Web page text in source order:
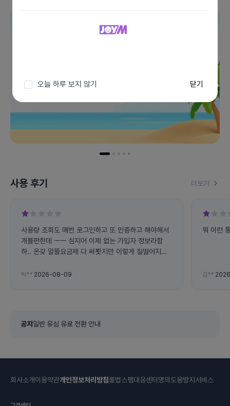
사용 후기 더보기
사용량 조회도 매번 로그인하고 또 인증하고 해야해서
개불편한데 ㅡㅡ 심지어 이제 없는 가입자 정보라함
하.. 온갖 알뜰요금제 다 써뵛지만 이렇게 질떨어지고
리 닳는지 ㅡㅡ
박** 2026-08-09
뭐 이런
김**
공지 일반 유심 유료 전환 안내
회사소개이용약관개인정보처리방침불법스팸대응센터 명의도용방지서비스
오늘 하루 보지 않기 닫기